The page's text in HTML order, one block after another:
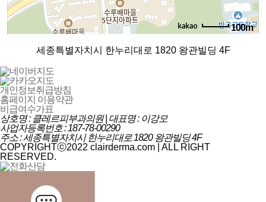
100m
세종특별자치시 한누리대로 1820 왕관빌딩 4F
개인정보취급방침
홈페이지 이용약관
비급여수가표
상호명 : 클레르피부과의원 | 대표명 : 이강모
사업자등록번호 : 187-78-00290
주소 : 세종특별자치시 한누리대로 1820 왕관빌딩 4F
COPYRIGHTⓒ2022 clairderma.com | ALL RIGHT
RESERVED.